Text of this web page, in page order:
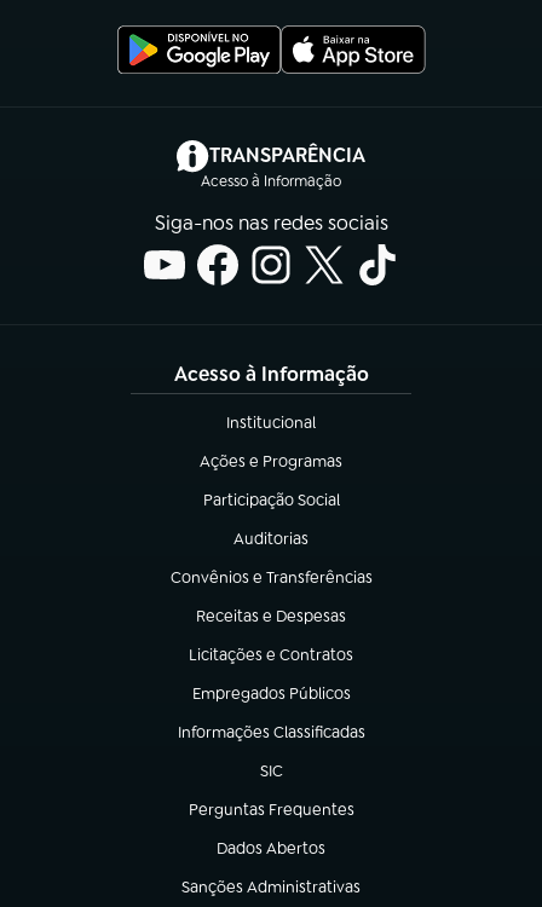
TRANSPARÊNCIA
Acesso à Informação
(abre em nova aba)
Siga-nos nas redes sociais
Acesso à Informação
Institucional
(abre em nova aba)
Ações e Programas
(abre em nova aba)
Participação Social
(abre em nova aba)
Auditorias
(abre em nova aba)
Convênios e Transferências
(abre em nova aba)
Receitas e Despesas
(abre em nova aba)
Licitações e Contratos
(abre em nova aba)
Empregados Públicos
(abre em nova aba)
Informações Classificadas
(abre em nova aba)
SIC
(abre em nova aba)
Perguntas Frequentes
(abre em nova aba)
Dados Abertos
(abre em nova aba)
Sanções Administrativas
(abre em nova aba)